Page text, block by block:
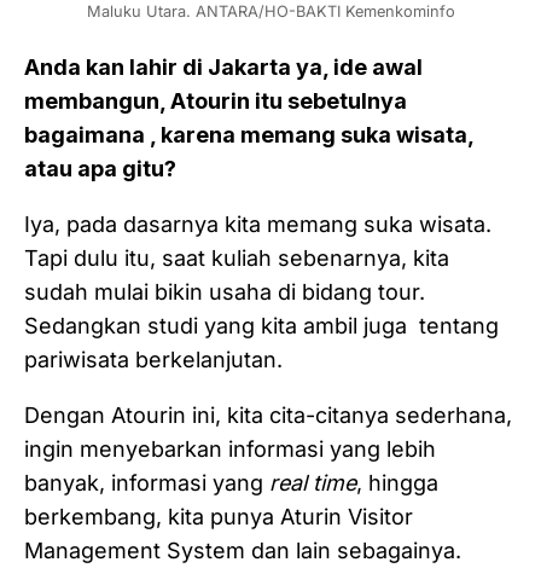
Maluku Utara. ANTARA/HO-BAKTI Kemenkominfo
Anda kan lahir di Jakarta ya, ide awal
membangun, Atourin itu sebetulnya
bagaimana , karena memang suka wisata,
atau apa gitu?
Iya, pada dasarnya kita memang suka wisata.
Tapi dulu itu, saat kuliah sebenarnya, kita
sudah mulai bikin usaha di bidang tour.
Sedangkan studi yang kita ambil juga tentang
pariwisata berkelanjutan.
Dengan Atourin ini, kita cita-citanya sederhana,
ingin menyebarkan informasi yang lebih
banyak, informasi yang real time, hingga
berkembang, kita punya Aturin Visitor
Management System dan lain sebagainya.